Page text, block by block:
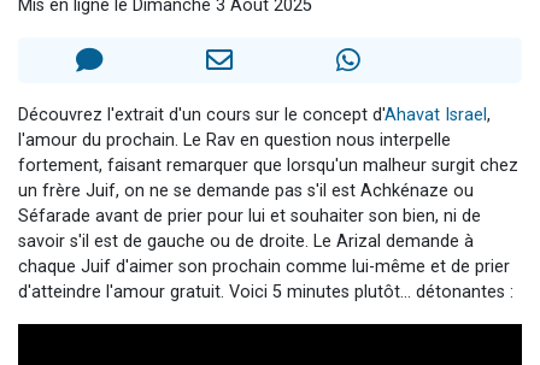
Il reste 49 places pour étudier en groupe sur Zoom
Eva vient de donner son Maasser
Mis en ligne le Dimanche 3 Août 2025
Découvrez l'extrait d'un cours sur le concept d'Ahavat Israel ,
l'amour du prochain. Le Rav en question nous interpelle
fortement, faisant remarquer que lorsqu'un malheur surgit chez
un frère Juif, on ne se demande pas s'il est Achkénaze ou
Séfarade avant de prier pour lui et souhaiter son bien, ni de
savoir s'il est de gauche ou de droite. Le Arizal demande à
chaque Juif d'aimer son prochain comme lui-même et de prier
d'atteindre l'amour gratuit. Voici 5 minutes plutôt... détonantes :